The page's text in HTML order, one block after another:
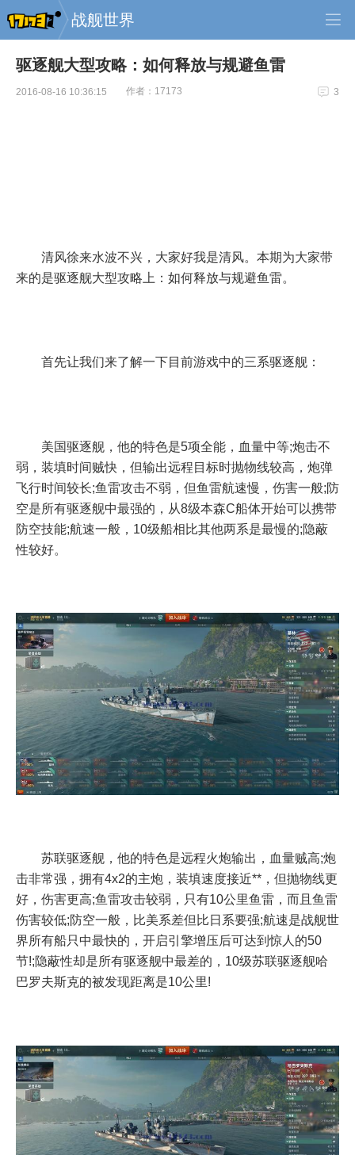
战舰世界
驱逐舰大型攻略：如何释放与规避鱼雷
2016-08-16 10:36:15 作者：17173 3
清风徐来水波不兴，大家好我是清风。本期为大家带
来的是驱逐舰大型攻略上：如何释放与规避鱼雷。
首先让我们来了解一下目前游戏中的三系驱逐舰：
美国驱逐舰，他的特色是5项全能，血量中等;炮击不
弱，装填时间贼快，但输出远程目标时抛物线较高，炮弹
飞行时间较长;鱼雷攻击不弱，但鱼雷航速慢，伤害一般;防
空是所有驱逐舰中最强的，从8级本森C船体开始可以携带
防空技能;航速一般，10级船相比其他两系是最慢的;隐蔽
性较好。
苏联驱逐舰，他的特色是远程火炮输出，血量贼高;炮
击非常强，拥有4x2的主炮，装填速度接近**，但抛物线更
好，伤害更高;鱼雷攻击较弱，只有10公里鱼雷，而且鱼雷
伤害较低;防空一般，比美系差但比日系要强;航速是战舰世
界所有船只中最快的，开启引擎增压后可达到惊人的50
节!;隐蔽性却是所有驱逐舰中最差的，10级苏联驱逐舰哈
巴罗夫斯克的被发现距离是10公里!